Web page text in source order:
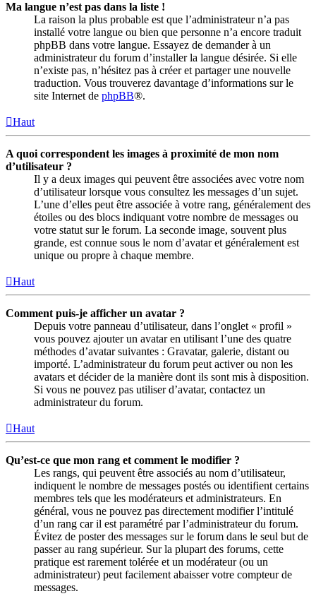
Ma langue n’est pas dans la liste !
La raison la plus probable est que l’administrateur n’a pas
installé votre langue ou bien que personne n’a encore traduit
phpBB dans votre langue. Essayez de demander à un
administrateur du forum d’installer la langue désirée. Si elle
n’existe pas, n’hésitez pas à créer et partager une nouvelle
traduction. Vous trouverez davantage d’informations sur le
site Internet de phpBB®.
Haut
A quoi correspondent les images à proximité de mon nom
d’utilisateur ?
Il y a deux images qui peuvent être associées avec votre nom
d’utilisateur lorsque vous consultez les messages d’un sujet.
L’une d’elles peut être associée à votre rang, généralement des
étoiles ou des blocs indiquant votre nombre de messages ou
votre statut sur le forum. La seconde image, souvent plus
grande, est connue sous le nom d’avatar et généralement est
unique ou propre à chaque membre.
Haut
Comment puis-je afficher un avatar ?
Depuis votre panneau d’utilisateur, dans l’onglet « profil »
vous pouvez ajouter un avatar en utilisant l’une des quatre
méthodes d’avatar suivantes : Gravatar, galerie, distant ou
importé. L’administrateur du forum peut activer ou non les
avatars et décider de la manière dont ils sont mis à disposition.
Si vous ne pouvez pas utiliser d’avatar, contactez un
administrateur du forum.
Haut
Qu’est-ce que mon rang et comment le modifier ?
Les rangs, qui peuvent être associés au nom d’utilisateur,
indiquent le nombre de messages postés ou identifient certains
membres tels que les modérateurs et administrateurs. En
général, vous ne pouvez pas directement modifier l’intitulé
d’un rang car il est paramétré par l’administrateur du forum.
Évitez de poster des messages sur le forum dans le seul but de
passer au rang supérieur. Sur la plupart des forums, cette
pratique est rarement tolérée et un modérateur (ou un
administrateur) peut facilement abaisser votre compteur de
messages.